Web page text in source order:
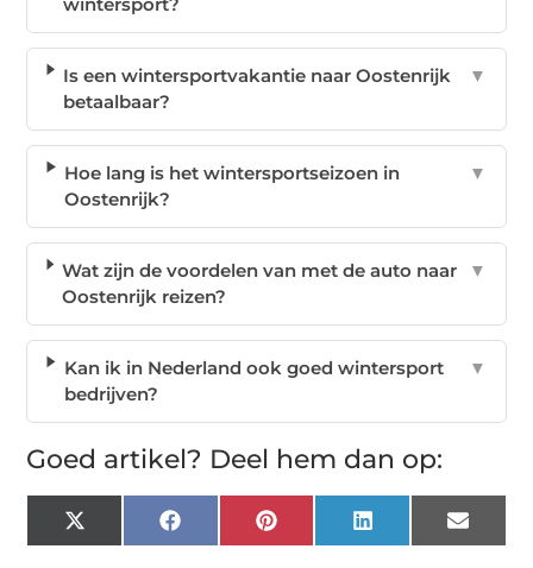
wintersport?
Is een wintersportvakantie naar Oostenrijk
betaalbaar?
▼
Hoe lang is het wintersportseizoen in
Oostenrijk?
▼
Wat zijn de voordelen van met de auto naar
Oostenrijk reizen?
▼
Kan ik in Nederland ook goed wintersport
bedrijven?
▼
Goed artikel? Deel hem dan op:
X
(Twitter)
FacebookPinterest LinkedIn Email